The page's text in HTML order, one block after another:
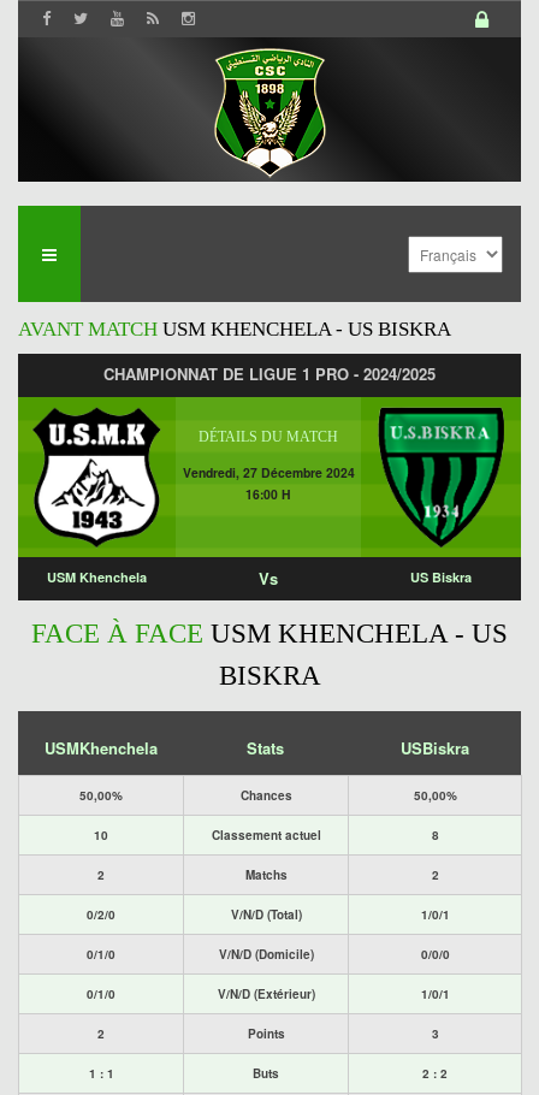
AVANT MATCH USM KHENCHELA - US BISKRA
CHAMPIONNAT DE LIGUE 1 PRO - 2024/2025
DÉTAILS DU MATCH
Vendredi, 27 Décembre 2024
16:00 H
USM Khenchela Vs US Biskra
FACE À FACE USM KHENCHELA - US
BISKRA
USMKhenchela Stats USBiskra
50,00% Chances 50,00%
10 Classement actuel 8
2 Matchs 2
0/2/0 V/N/D (Total) 1/0/1
0/1/0 V/N/D (Domicile) 0/0/0
0/1/0 V/N/D (Extérieur) 1/0/1
2 Points 3
1 : 1 Buts 2 : 2